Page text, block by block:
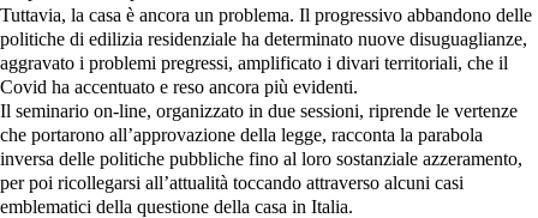
Tuttavia, la casa è ancora un problema. Il progressivo abbandono delle
politiche di edilizia residenziale ha determinato nuove disuguaglianze,
aggravato i problemi pregressi, amplificato i divari territoriali, che il
Covid ha accentuato e reso ancora più evidenti.
Il seminario on-line, organizzato in due sessioni, riprende le vertenze
che portarono all’approvazione della legge, racconta la parabola
inversa delle politiche pubbliche fino al loro sostanziale azzeramento,
per poi ricollegarsi all’attualità toccando attraverso alcuni casi
emblematici della questione della casa in Italia.